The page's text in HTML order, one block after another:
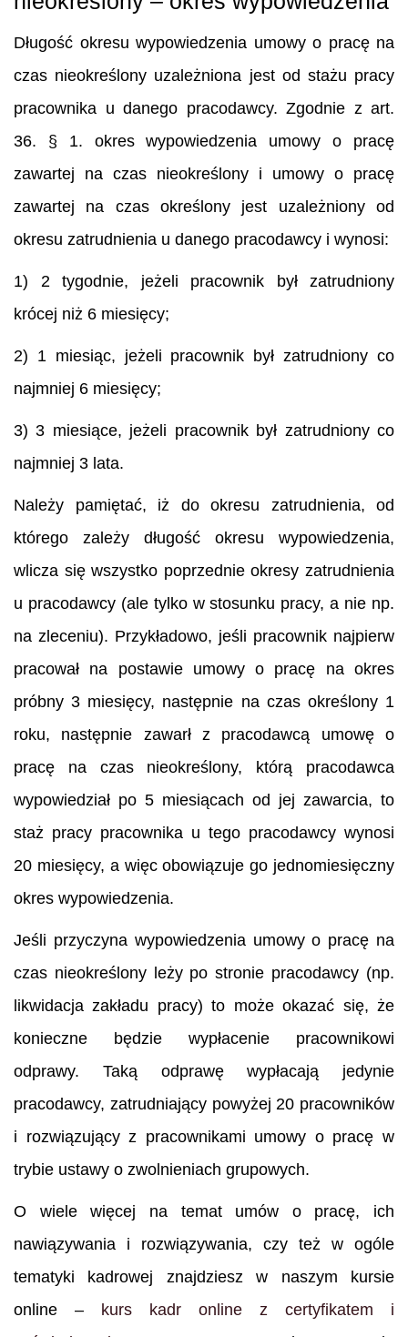
Długość okresu wypowiedzenia umowy o pracę na
czas nieokreślony uzależniona jest od stażu pracy
pracownika u danego pracodawcy. Zgodnie z art.
36. § 1. okres wypowiedzenia umowy o pracę
zawartej na czas nieokreślony i umowy o pracę
zawartej na czas określony jest uzależniony od
okresu zatrudnienia u danego pracodawcy i wynosi:
1) 2 tygodnie, jeżeli pracownik był zatrudniony
krócej niż 6 miesięcy;
2) 1 miesiąc, jeżeli pracownik był zatrudniony co
najmniej 6 miesięcy;
3) 3 miesiące, jeżeli pracownik był zatrudniony co
najmniej 3 lata.
Należy pamiętać, iż do okresu zatrudnienia, od
którego zależy długość okresu wypowiedzenia,
wlicza się wszystko poprzednie okresy zatrudnienia
u pracodawcy (ale tylko w stosunku pracy, a nie np.
na zleceniu). Przykładowo, jeśli pracownik najpierw
pracował na postawie umowy o pracę na okres
próbny 3 miesięcy, następnie na czas określony 1
roku, następnie zawarł z pracodawcą umowę o
pracę na czas nieokreślony, którą pracodawca
wypowiedział po 5 miesiącach od jej zawarcia, to
staż pracy pracownika u tego pracodawcy wynosi
20 miesięcy, a więc obowiązuje go jednomiesięczny
okres wypowiedzenia.
Jeśli przyczyna wypowiedzenia umowy o pracę na
czas nieokreślony leży po stronie pracodawcy (np.
likwidacja zakładu pracy) to może okazać się, że
konieczne będzie wypłacenie pracownikowi
odprawy. Taką odprawę wypłacają jedynie
pracodawcy, zatrudniający powyżej 20 pracowników
i rozwiązujący z pracownikami umowy o pracę w
trybie ustawy o zwolnieniach grupowych.
O wiele więcej na temat umów o pracę, ich
nawiązywania i rozwiązywania, czy też w ogóle
tematyki kadrowej znajdziesz w naszym kursie
online – kurs kadr online z certyfikatem i